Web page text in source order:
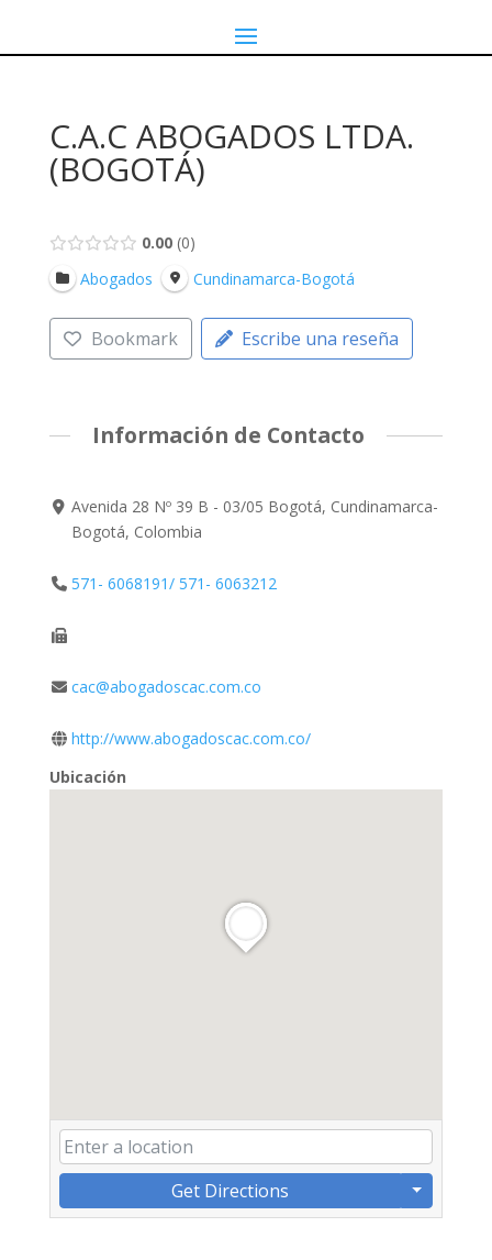
C.A.C ABOGADOS LTDA.
(BOGOTÁ)
0.00 0
Abogados
Cundinamarca-Bogotá
Bookmark Escribe una reseña
Información de Contacto
Avenida 28 Nº 39 B - 03/05 Bogotá, Cundinamarca-
Bogotá, Colombia
571- 6068191/ 571- 6063212
cac@abogadoscac.com.co
http://www.abogadoscac.com.co/
Ubicación
Get Directions